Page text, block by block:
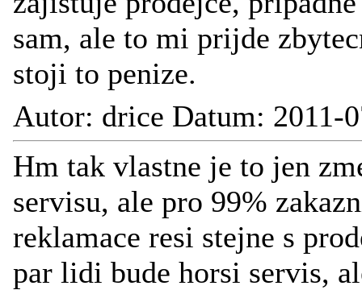
sam, ale to mi prijde
stoji to penize.
Autor: drice Datum: 2011-
Hm tak vlastne je to jen
servisu, ale pro 99%
reklamace resi stejne s
par lidi bude horsi servis,